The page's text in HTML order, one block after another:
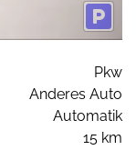
Pkw
Anderes Auto
Automatik
15 km